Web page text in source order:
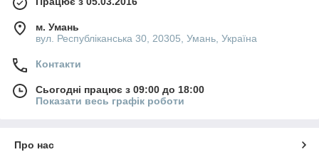
м. Умань
вул. Республіканська 30, 20305, Умань, Україна
Контакти
Сьогодні працює з 09:00 до 18:00
Показати весь графік роботи
Про нас